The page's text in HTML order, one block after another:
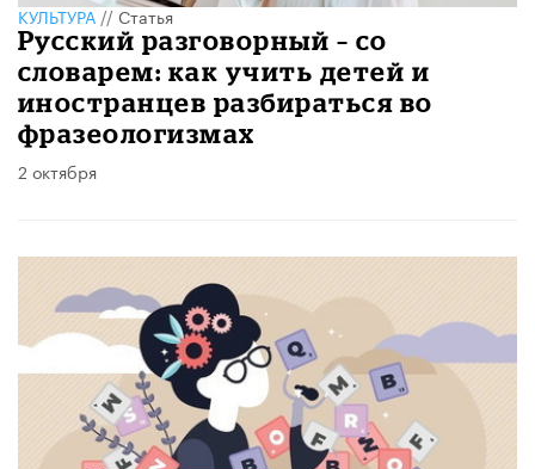
КУЛЬТУРА//Статья
Русский разговорный – со
словарем: как учить детей и
иностранцев разбираться во
фразеологизмах
2 октября